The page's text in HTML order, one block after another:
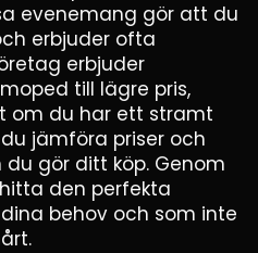
evenemang gör att du
erbjuder ofta
erbjuder
till lägre pris,
om du har ett stramt
jämföra priser och
gör ditt köp. Genom
den perfekta
behov och som inte